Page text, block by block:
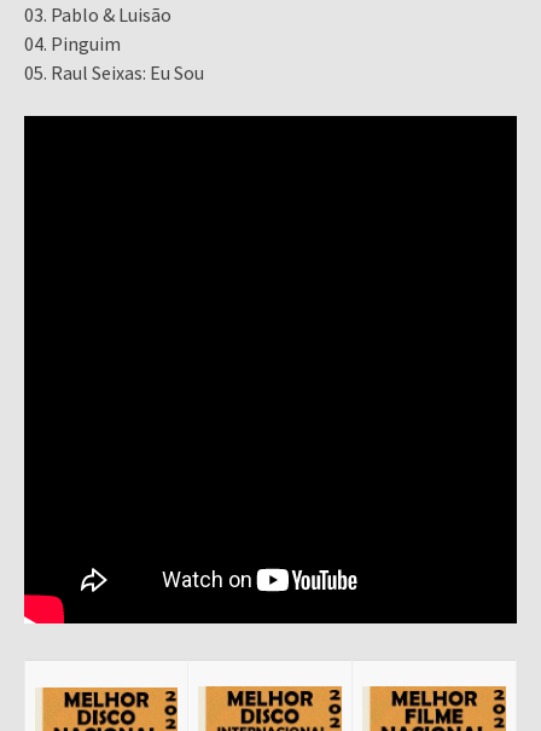
03. Pablo & Luisão
04. Pinguim
05. Raul Seixas: Eu Sou